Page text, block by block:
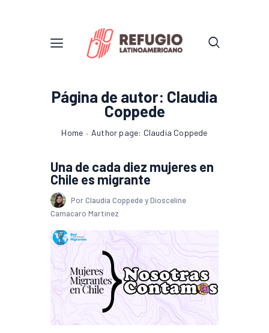
Página de autor: Claudia
Coppede
Home Author page: Claudia Coppede
Una de cada diez mujeres en
Chile es migrante
Por Claudia Coppede y Diosceline
Camacaro Martínez